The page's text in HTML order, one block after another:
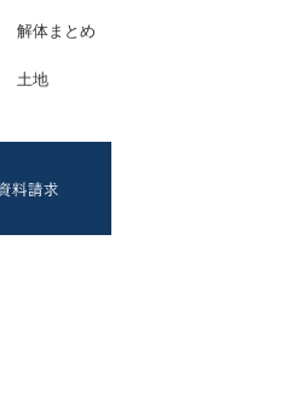
解体まとめ
土地